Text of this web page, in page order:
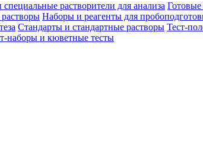
растворители для анализа
Наборы и реагенты для
Стандарты и стандартные растворы Тест-
наборы и кюветные тесты